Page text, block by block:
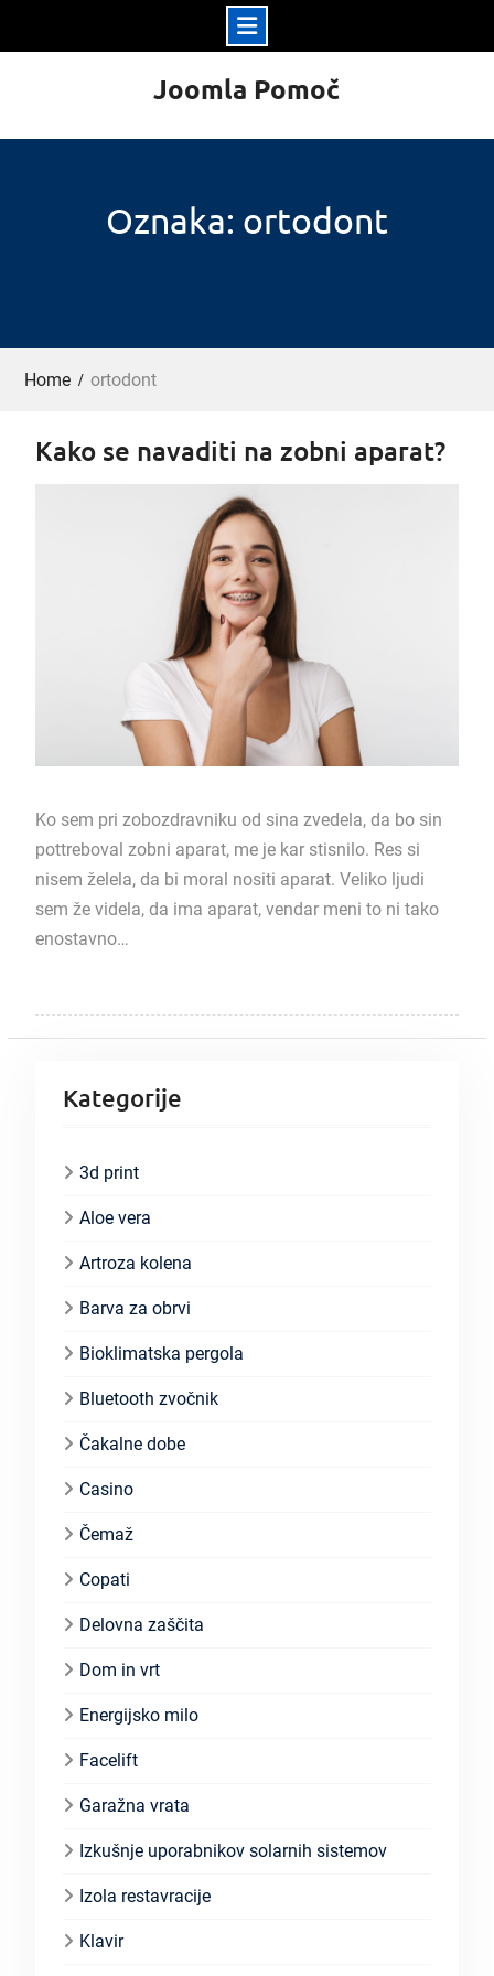
Joomla Pomoč
Oznaka: ortodont
Home ortodont
Kako se navaditi na zobni aparat?
Ko sem pri zobozdravniku od sina zvedela, da bo sin
pottreboval zobni aparat, me je kar stisnilo. Res si
nisem želela, da bi moral nositi aparat. Veliko ljudi
sem že videla, da ima aparat, vendar meni to ni tako
enostavno…
Kategorije
3d print
Aloe vera
Artroza kolena
Barva za obrvi
Bioklimatska pergola
Bluetooth zvočnik
Čakalne dobe
Casino
Čemaž
Copati
Delovna zaščita
Dom in vrt
Energijsko milo
Facelift
Garažna vrata
Izkušnje uporabnikov solarnih sistemov
Izola restavracije
Klavir